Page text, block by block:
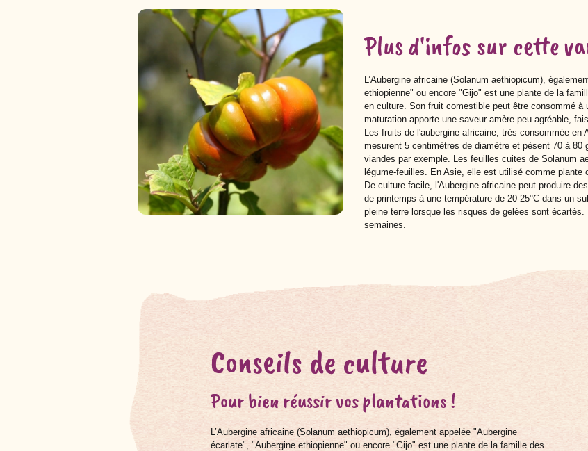
Plus d'infos sur cette
L’Aubergine africaine (Solanum aethiopicum),
ethiopienne" ou encore "Gijo" est une plante de la
en culture. Son fruit comestible peut être consommé
maturation apporte une saveur amère peu agréable,
Les fruits de l'aubergine africaine, très consommée en
mesurent 5 centimètres de diamètre et pèsent 70 à
viandes par exemple. Les feuilles cuites de Solanum
légume-feuilles. En Asie, elle est utilisé comme plante
De culture facile, l'Aubergine africaine peut produire
de printemps à une température de 20-25°C dans un
pleine terre lorsque les risques de gelées sont
semaines.
Conseils de culture
Pour bien réussir vos plantations !
L’Aubergine africaine (Solanum aethiopicum), également appelée "Aubergine
écarlate", "Aubergine ethiopienne" ou encore "Gijo" est une plante de la famille des